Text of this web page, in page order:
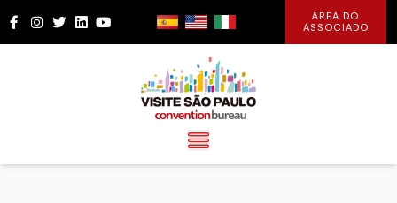
Facebook
Instagram
Twitter
LinkedIn
YouTube
ÁREA DO
ASSOCIADO